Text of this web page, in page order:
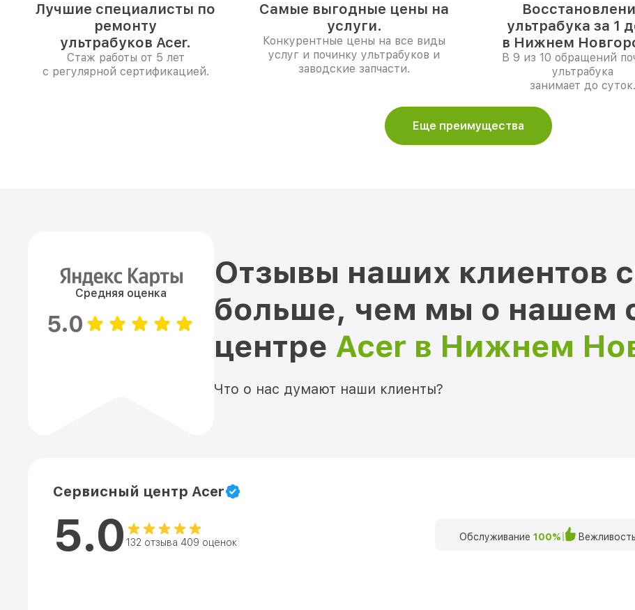
Лучшие специалисты по
ремонту
ультрабуков Acer.
Стаж работы от 5 лет
с регулярной сертификацией.
Самые выгодные цены на
услуги.
Конкурентные цены на все виды
услуг и починку ультрабуков и
заводские запчасти.
ультрабука за 1
в Нижнем
В 9 из 10 обращений
ультрабука
занимает до суток.
Еще преимущества
Средняя оценка
5.0
Отзывы наших клиентов
больше, чем мы о нашем
центре Acer в Нижнем
Что о нас думают наши клиенты?
Сервисный центр Acer
5.0 132 отзыва 409 оценок Обслуживание 100%